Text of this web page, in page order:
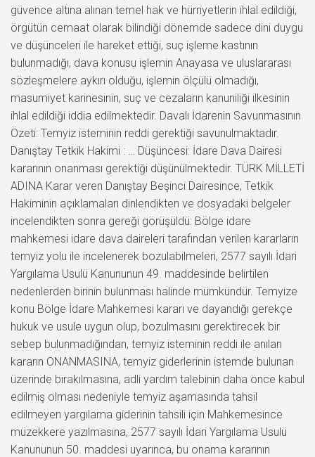
güvence altına alınan temel hak ve hürriyetlerin ihlal edildiği,
örgütün cemaat olarak bilindiği dönemde sadece dini duygu
ve düşünceleri ile hareket ettiği, suç işleme kastının
bulunmadığı, dava konusu işlemin Anayasa ve uluslararası
sözleşmelere aykırı olduğu, işlemin ölçülü olmadığı,
masumiyet karinesinin, suç ve cezaların kanuniliği ilkesinin
ihlal edildiği iddia edilmektedir. Davalı İdarenin Savunmasının
Özeti: Temyiz isteminin reddi gerektiği savunulmaktadır.
Danıştay Tetkik Hakimi : … Düşüncesi: İdare Dava Dairesi
kararının onanması gerektiği düşünülmektedir. TÜRK MİLLETİ
ADINA Karar veren Danıştay Beşinci Dairesince, Tetkik
Hakiminin açıklamaları dinlendikten ve dosyadaki belgeler
incelendikten sonra gereği görüşüldü: Bölge idare
mahkemesi idare dava daireleri tarafından verilen kararların
temyiz yolu ile incelenerek bozulabilmeleri, 2577 sayılı İdari
Yargılama Usulü Kanununun 49. maddesinde belirtilen
nedenlerden birinin bulunması halinde mümkündür. Temyize
konu Bölge İdare Mahkemesi kararı ve dayandığı gerekçe
hukuk ve usule uygun olup, bozulmasını gerektirecek bir
sebep bulunmadığından, temyiz isteminin reddi ile anılan
kararın ONANMASINA, temyiz giderlerinin istemde bulunan
üzerinde bırakılmasına, adli yardım talebinin daha önce kabul
edilmiş olması nedeniyle temyiz aşamasında tahsil
edilmeyen yargılama giderinin tahsili için Mahkemesince
müzekkere yazılmasına, 2577 sayılı İdari Yargılama Usulü
Kanununun 50. maddesi uyarınca, bu onama kararının